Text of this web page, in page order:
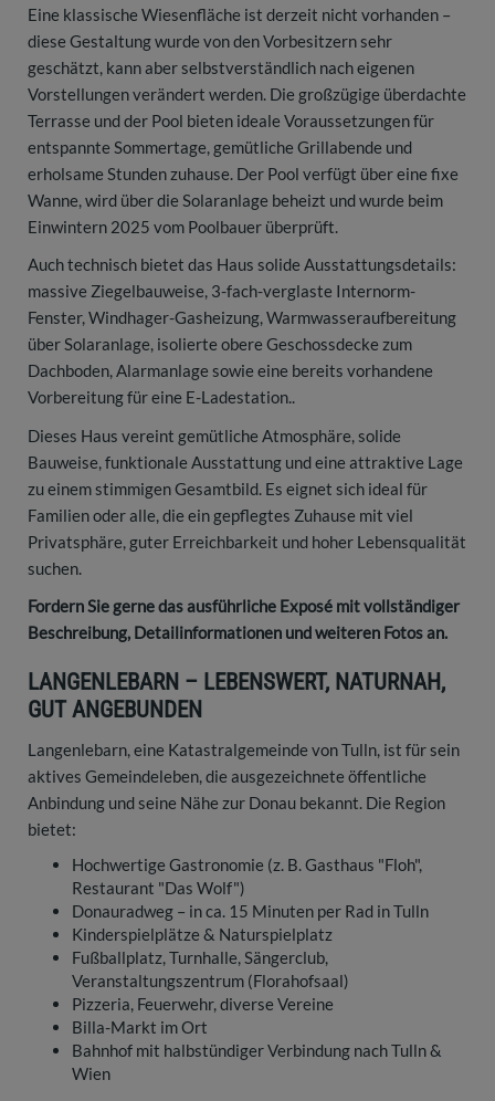
Eine klassische Wiesenfläche ist derzeit nicht vorhanden –
diese Gestaltung wurde von den Vorbesitzern sehr
geschätzt, kann aber selbstverständlich nach eigenen
Vorstellungen verändert werden. Die großzügige überdachte
Terrasse und der Pool bieten ideale Voraussetzungen für
entspannte Sommertage, gemütliche Grillabende und
erholsame Stunden zuhause. Der Pool verfügt über eine fixe
Wanne, wird über die Solaranlage beheizt und wurde beim
Einwintern 2025 vom Poolbauer überprüft.
Auch technisch bietet das Haus solide Ausstattungsdetails:
massive Ziegelbauweise, 3-fach-verglaste Internorm-
Fenster, Windhager-Gasheizung, Warmwasseraufbereitung
über Solaranlage, isolierte obere Geschossdecke zum
Dachboden, Alarmanlage sowie eine bereits vorhandene
Vorbereitung für eine E-Ladestation..
Dieses Haus vereint gemütliche Atmosphäre, solide
Bauweise, funktionale Ausstattung und eine attraktive Lage
zu einem stimmigen Gesamtbild. Es eignet sich ideal für
Familien oder alle, die ein gepflegtes Zuhause mit viel
Privatsphäre, guter Erreichbarkeit und hoher Lebensqualität
suchen.
Fordern Sie gerne das ausführliche Exposé mit vollständiger
Beschreibung, Detailinformationen und weiteren Fotos an.
LANGENLEBARN – LEBENSWERT, NATURNAH,
GUT ANGEBUNDEN
Langenlebarn, eine Katastralgemeinde von Tulln, ist für sein
aktives Gemeindeleben, die ausgezeichnete öffentliche
Anbindung und seine Nähe zur Donau bekannt. Die Region
bietet:
Hochwertige Gastronomie (z. B. Gasthaus "Floh",
Restaurant "Das Wolf")
Donauradweg – in ca. 15 Minuten per Rad in Tulln
Kinderspielplätze & Naturspielplatz
Fußballplatz, Turnhalle, Sängerclub,
Veranstaltungszentrum (Florahofsaal)
Pizzeria, Feuerwehr, diverse Vereine
Billa-Markt im Ort
Bahnhof mit halbstündiger Verbindung nach Tulln &
Wien